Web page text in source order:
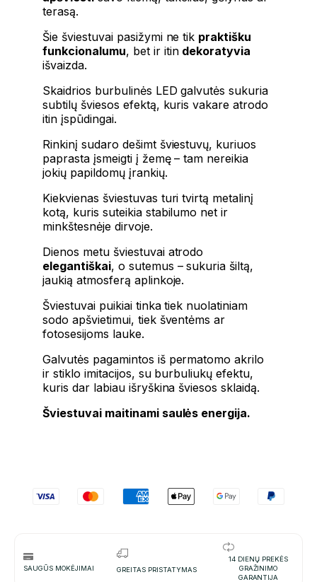
terasą.
Šie šviestuvai pasižymi ne tik praktišku
funkcionalumu, bet ir itin dekoratyvia
išvaizda.
Skaidrios burbulinės LED galvutės sukuria
subtilų šviesos efektą, kuris vakare atrodo
itin įspūdingai.
Rinkinį sudaro dešimt šviestuvų, kuriuos
paprasta įsmeigti į žemę – tam nereikia
jokių papildomų įrankių.
Kiekvienas šviestuvas turi tvirtą metalinį
kotą, kuris suteikia stabilumo net ir
minkštesnėje dirvoje.
Dienos metu šviestuvai atrodo
elegantiškai, o sutemus – sukuria šiltą,
jaukią atmosferą aplinkoje.
Šviestuvai puikiai tinka tiek nuolatiniam
sodo apšvietimui, tiek šventėms ar
fotosesijoms lauke.
Galvutės pagamintos iš permatomo akrilo
ir stiklo imitacijos, su burbuliukų efektu,
kuris dar labiau išryškina šviesos sklaidą.
Šviestuvai maitinami saulės energija.
SAUGŪS MOKĖJIMAI GREITAS PRISTATYMAS
14 DIENŲ PREKĖS
GRAŽINIMO
GARANTIJA